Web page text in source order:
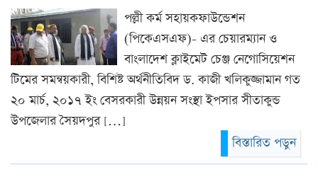
পল্লী কর্ম সহায়কফাউন্ডেশন
(পিকেএসএফ)- এর চেয়ারম্যান ও
বাংলাদেশ ক্লাইমেট চেঞ্জ নেগোসিয়েশন
টিমের সমন্বয়কারী, বিশিষ্ট অর্থনীতিবিদ ড. কাজী খলিকুজ্জামান গত
২০ মার্চ, ২০১৭ ইং বেসরকারী উন্নয়ন সংস্থা ইপসার সীতাকুন্ড
উপজেলার সৈয়দপুর […]
বিস্তারিত পড়ুন